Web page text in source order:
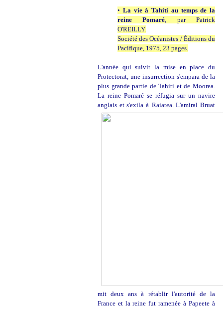
• La vie à Tahiti au temps de la
reine Pomaré, par Patrick
O'REILLY.
Société des Océanistes / Éditions du
Pacifique, 1975, 23 pages.
L'année qui suivit la mise en place du
Protectorat, une insurrection s'empara de la
plus grande partie de Tahiti et de Moorea.
La reine Pomaré se réfugia sur un navire
anglais et s'exila à Raiatea. L'amiral Bruat
mit deux ans à rétablir l'autorité de la
France et la reine fut ramenée à Papeete à